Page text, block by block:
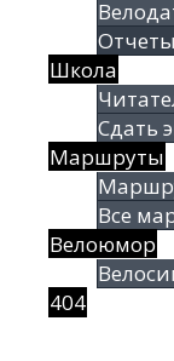
Школа
Сдать
Маршруты
Все
Велоюмор
404